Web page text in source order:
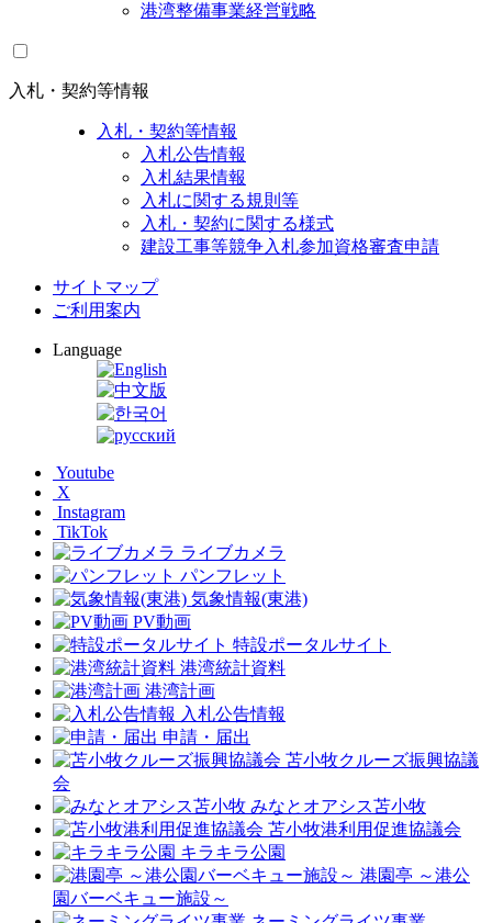
港湾整備事業経営戦略
入札・契約等情報
入札・契約等情報
入札公告情報
入札結果情報
入札に関する規則等
入札・契約に関する様式
建設工事等競争入札参加資格審査申請
サイトマップ
ご利用案内
Language
Youtube
X
Instagram
TikTok
ライブカメラ
パンフレット
気象情報(東港)
PV動画
特設ポータルサイト
港湾統計資料
港湾計画
入札公告情報
申請・届出
苫小牧クルーズ振興協議
会
みなとオアシス苫小牧
苫小牧港利用促進協議会
キラキラ公園
港園亭 ～港公
園バーベキュー施設～